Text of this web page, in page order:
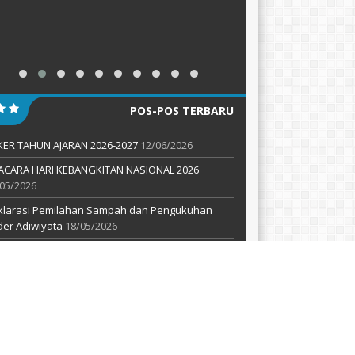
POS-POS TERBARU
TAHUN AJARAN 2026-2027 12/06/2026
HARI KEBANGKITAN NASIONAL 2026
2026
Pemilahan Sampah dan Pengukuhan
Adiwiyata 18/05/2026